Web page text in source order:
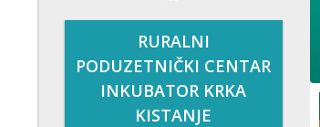
RURALNI
PODUZETNIČKI CENTAR
INKUBATOR KRKA
KISTANJE